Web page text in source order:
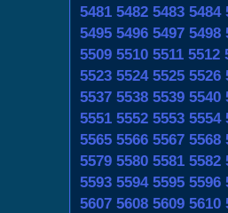
5481 5482 5483 5484
5495 5496 5497 5498
5509 5510 5511 5512
5523 5524 5525 5526
5537 5538 5539 5540
5551 5552 5553 5554
5565 5566 5567 5568
5579 5580 5581 5582
5593 5594 5595 5596
5607 5608 5609 5610